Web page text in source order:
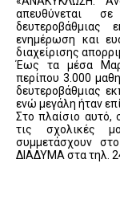
απευθύνεται
ενημέρωση και
διαχείρισης
Έως τα μέσα
περίπου 3.000
δευτεροβάθμιας
ενώ μεγάλη ήταν
Στο πλαίσιο αυτό,
τις σχολικές
συμμετάσχουν
ΔΙΑΔΥΜΑ στα τηλ.